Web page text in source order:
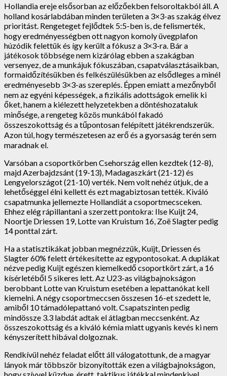
Hollandia ereje elsősorban az előzőekben felsoroltakból áll. A
holland kosárlabdában minden területen a 3×3-as szakág élvez
prioritást. Rengeteget fejlődtek 5:5-ben is, de felismerték,
hogy eredményességben ott nagyon komoly üvegplafon
húzódik felettük és így került a fókusz a 3×3-ra. Bár a
játékosok többsége nem kizárólag ebben a szakágban
versenyez, de a munkájuk fókuszában, csapatválasztásaikban,
formaidőzítésükben és felkészülésükben az elsődleges a minél
eredményesebb 3×3-as szereplés. Éppen emiatt a mezőnyből
nem az egyéni képességek, a fizikális adottságok emelik ki
őket, hanem a kiélezett helyzetekben a döntéshozataluk
minősége, a rengeteg közös munkából fakadó
összeszokottság és a tűpontosan felépített játékrendszerük.
Azon túl, hogy természetesen az erő és a gyorsaság terén sem
maradnak el.
Varsóban a csoportkörben Csehország ellen kezdtek (12-8),
majd Azerbajdzsánt (19-13), Madagaszkárt (21-12) és
Lengyelországot (21-10) verték. Nem volt nehéz útjuk, de a
lehetőséggel élni kellett és ezt magabiztosan tették. Kiváló
csapatmunka jellemezte Hollandiát a csoportmecsceken.
Ehhez elég rápillantani a szerzett pontokra: Ilse Kuijt 24,
Noortje Driessen 19, Lotte van Kruistum 16, Zoë Slagter pedig
14 ponttal zárt.
Ha a statisztikákat jobban megnézzük, Kuijt, Driessen és
Slagter 60% felett értékesítette az egypontosokat. A duplákat
nézve pedig Kuijt egészen kiemelkedő csoportkört zárt, a 16
kísérletéből 5 sikeres lett. Az U23-as világbajnokságon
berobbant Lotte van Kruistum esetében a lepattanókat kell
kiemelni. A négy csoportmeccsen összesen 16-et szedett le,
amiből 10 támadólepattanó volt. Csapatszinten pedig
mindössze 3.3 labdát adtak el átlagban meccsenként. Az
összeszokottság és a kiváló kémia miatt ugyanis kevés ki nem
kényszerített hibával dolgoznak.
Rendkívül nehéz feladat előtt áll válogatottunk, de a magyar
lányok már többször bizonyították ezen a világbajnokságon,
hogy szívvel küzdve, érett, taktikus játékkal mindenkivel